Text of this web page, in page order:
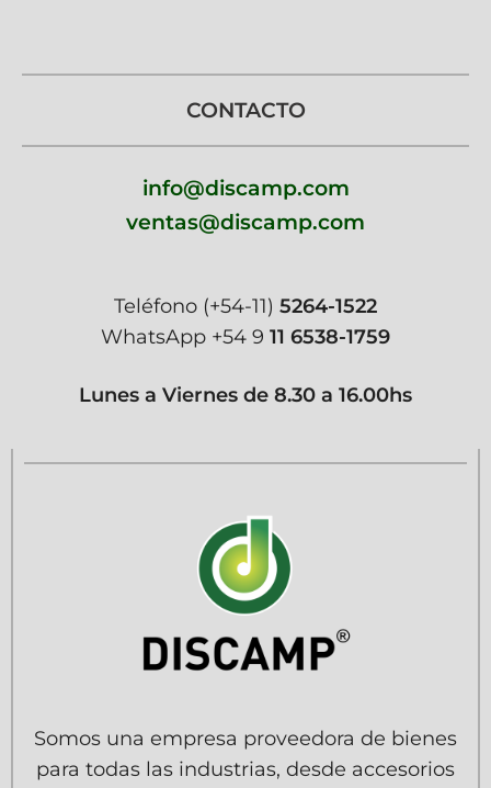
CONTACTO
info@discamp.com
ventas@discamp.com
Teléfono (+54-11) 5264-1522
WhatsApp +54 9 11 6538-1759
Lunes a Viernes de 8.30 a 16.00hs
Somos una empresa proveedora de bienes
para todas las industrias, desde accesorios